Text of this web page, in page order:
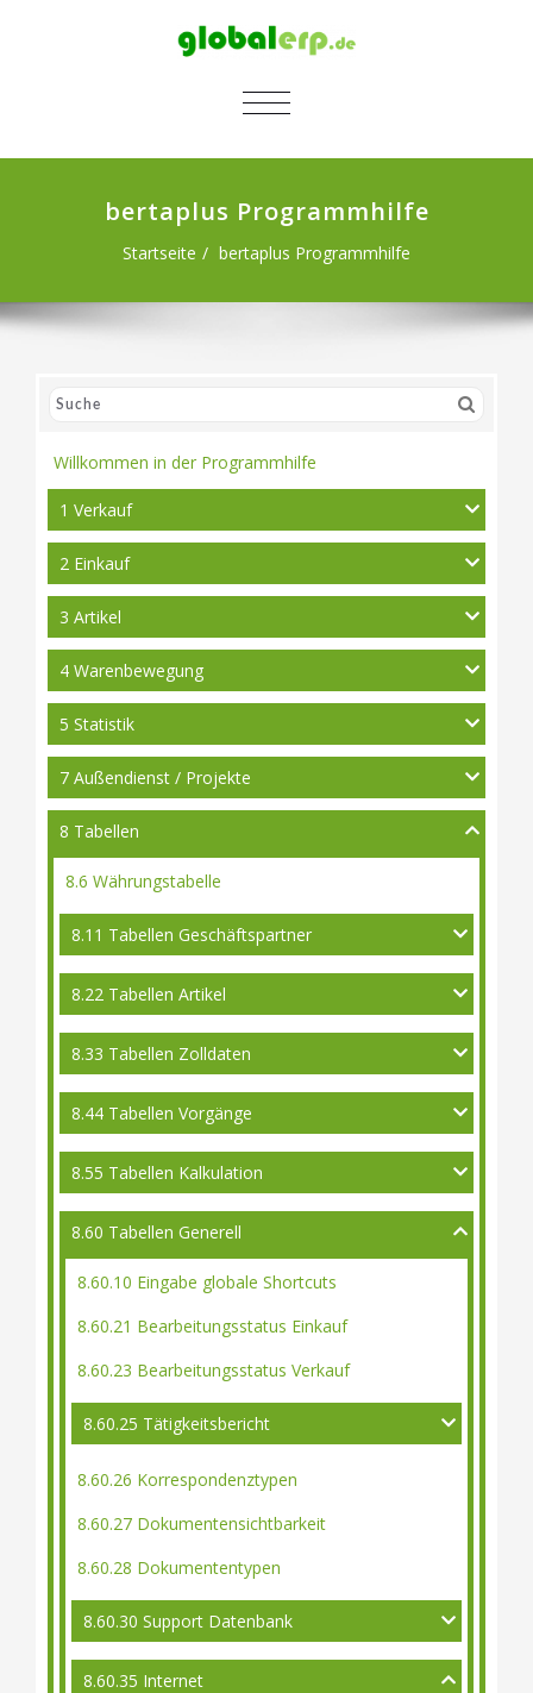
SCHALTE NAVIGATION
bertaplus Programmhilfe
Startseite bertaplus Programmhilfe
Willkommen in der Programmhilfe
1 Verkauf
2 Einkauf
3 Artikel
4 Warenbewegung
5 Statistik
7 Außendienst / Projekte
8 Tabellen
8.6 Währungstabelle
8.11 Tabellen Geschäftspartner
8.22 Tabellen Artikel
8.33 Tabellen Zolldaten
8.44 Tabellen Vorgänge
8.55 Tabellen Kalkulation
8.60 Tabellen Generell
8.60.10 Eingabe globale Shortcuts
8.60.21 Bearbeitungsstatus Einkauf
8.60.23 Bearbeitungsstatus Verkauf
8.60.25 Tätigkeitsbericht
8.60.26 Korrespondenztypen
8.60.27 Dokumentensichtbarkeit
8.60.28 Dokumententypen
8.60.30 Support Datenbank
8.60.35 Internet